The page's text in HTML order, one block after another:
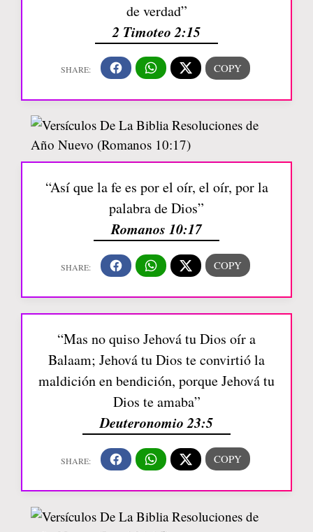
de verdad”
2 Timoteo 2:15
“Así que la fe es por el oír, el oír, por la
palabra de Dios”
Romanos 10:17
“Mas no quiso Jehová tu Dios oír a
Balaam; Jehová tu Dios te convirtió la
maldición en bendición, porque Jehová tu
Dios te amaba”
Deuteronomio 23:5